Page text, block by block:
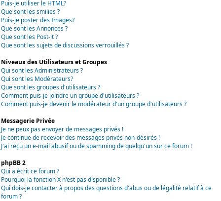
Puis-je utiliser le HTML?
Que sont les smilies ?
Puis-je poster des Images?
Que sont les Annonces ?
Que sont les Post-it ?
Que sont les sujets de discussions verrouillés ?
Niveaux des Utilisateurs et Groupes
Qui sont les Administrateurs ?
Qui sont les Modérateurs?
Que sont les groupes d'utilisateurs ?
Comment puis-je joindre un groupe d'utilisateurs ?
Comment puis-je devenir le modérateur d'un groupe d'utilisateurs ?
Messagerie Privée
Je ne peux pas envoyer de messages privés !
Je continue de recevoir des messages privés non-désirés !
J'ai reçu un e-mail abusif ou de spamming de quelqu'un sur ce forum !
phpBB 2
Qui a écrit ce forum ?
Pourquoi la fonction X n'est pas disponible ?
Qui dois-je contacter à propos des questions d'abus ou de légalité relatif à ce
forum ?